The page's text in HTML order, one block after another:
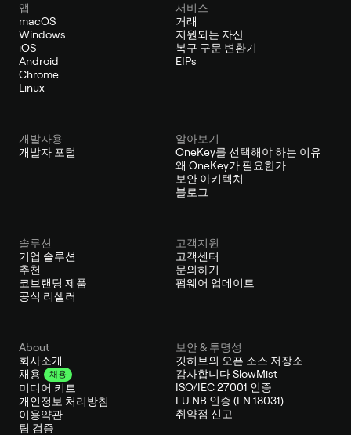
앱
macOS
Windows
iOS
Android
Chrome
Linux
서비스
거래
지원되는 자산
복구 구문 변환기
EIPs
개발자용
개발자 포털
알아보기
OneKey를 선택해야 하는 이유
왜 OneKey가 필요한가
보안 아키텍처
블로그
솔루션
기업 솔루션
추천
코브랜딩 제품
공식 리셀러
고객지원
고객센터
문의하기
펌웨어 업데이트
About
회사소개
채용
채용
미디어 키트
개인정보 처리방침
이용약관
팀 검증
보안 & 투명성
깃허브의 오픈 소스 저장소
감사합니다 SlowMist
ISO/IEC 27001 인증
EU NB 인증 (EN 18031)
취약점 신고